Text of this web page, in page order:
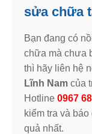
sửa chữa
Bạn đang có
chữa mà chưa
thì hãy liên hệ
Lĩnh Nam của
Hotline 0967
kiểm tra và
quả nhất.